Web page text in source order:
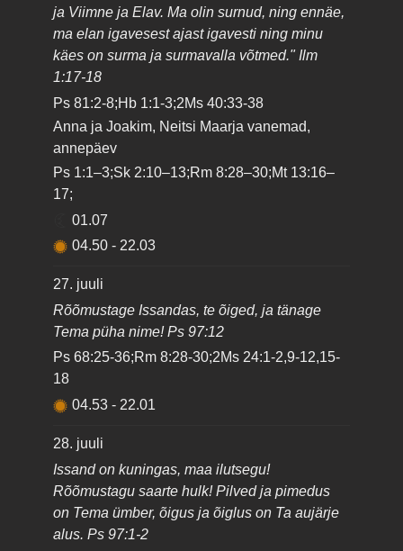
ja Viimne ja Elav. Ma olin surnud, ning ennäe,
ma elan igavesest ajast igavesti ning minu
käes on surma ja surmavalla võtmed." Ilm
1:17-18
Ps 81:2-8;Hb 1:1-3;2Ms 40:33-38
Anna ja Joakim, Neitsi Maarja vanemad,
annepäev
Ps 1:1–3;Sk 2:10–13;Rm 8:28–30;Mt 13:16–
17;
01.07
04.50- 22.03
27. juuli
Rõõmustage Issandas, te õiged, ja tänage
Tema püha nime! Ps 97:12
Ps 68:25-36;Rm 8:28-30;2Ms 24:1-2,9-12,15-
18
04.53- 22.01
28. juuli
Issand on kuningas, maa ilutsegu!
Rõõmustagu saarte hulk! Pilved ja pimedus
on Tema ümber, õigus ja õiglus on Ta aujärje
alus. Ps 97:1-2